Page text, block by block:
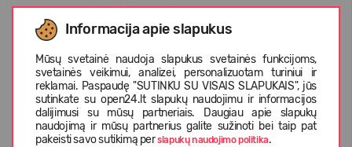
Informacija apie slapukus
Mūsų svetainė naudoja slapukus svetainės funkcijoms,
svetainės veikimui, analizei, personalizuotam turiniui ir
reklamai. Paspaudę "SUTINKU SU VISAIS SLAPUKAIS", jūs
sutinkate su open24.lt slapukų naudojimu ir informacijos
dalijimusi su mūsų partneriais. Daugiau apie slapukų
naudojimą ir mūsų partnerius galite sužinoti bei taip pat
pakeisti savo sutikimą perslapukų naudojimo politika.